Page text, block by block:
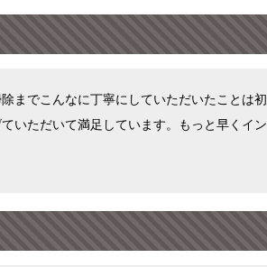
までこんなに丁寧にしていただいたことは初
いただいて満足しています。もっと早くイン